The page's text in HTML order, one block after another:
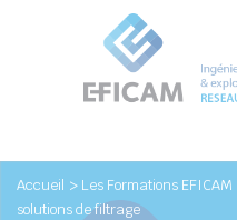
Accueil > Les Formations EFICAM
solutions de filtrage